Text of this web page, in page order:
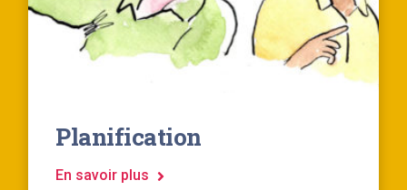
Planification
En savoir plus